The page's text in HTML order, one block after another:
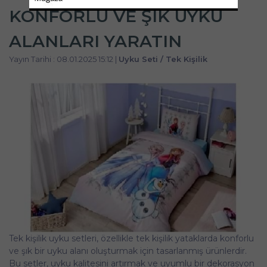
KONFORLU VE ŞIK UYKU
ALANLARI YARATIN
Yayın Tarihi : 08.01.2025 15:12 | Uyku Seti / Tek Kişilik
Tek kişilik uyku setleri, özellikle tek kişilik yataklarda konforlu
ve şık bir uyku alanı oluşturmak için tasarlanmış ürünlerdir.
Bu setler, uyku kalitesini artırmak ve uyumlu bir dekorasyon